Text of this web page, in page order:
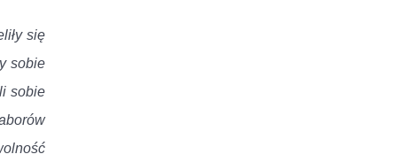
się
sobie
sobie